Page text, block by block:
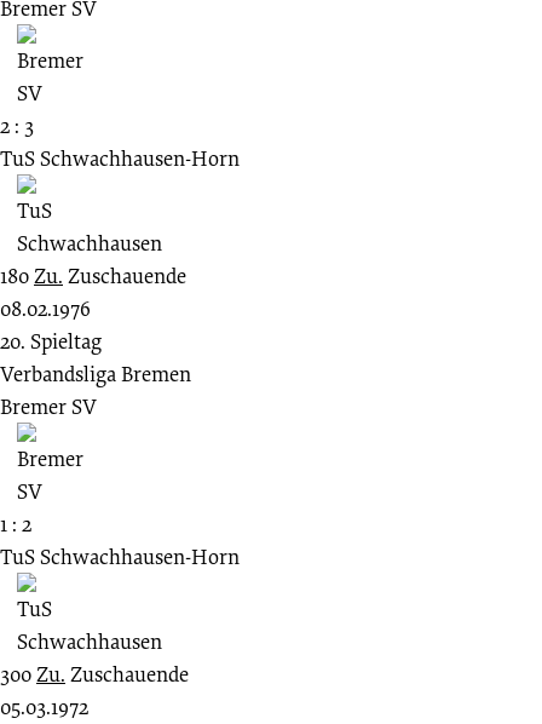
Bremer SV
2 : 3
TuS Schwachhausen-Horn
180Zu. Zuschauende
08.02.1976
20. Spieltag
Verbandsliga Bremen
Bremer SV
1 : 2
TuS Schwachhausen-Horn
300Zu. Zuschauende
05.03.1972